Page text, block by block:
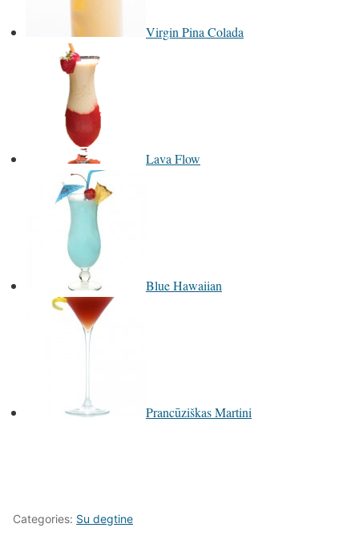
Virgin Pina Colada
Lava Flow
Blue Hawaiian
Prancūziškas Martini
Categories: Su degtine